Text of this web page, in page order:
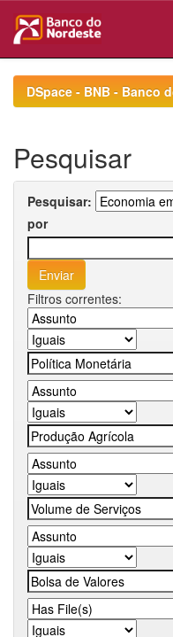
navigationDSpace - BNB - Banco
Pesquisar
Pesquisar:
por
Filtros correntes: